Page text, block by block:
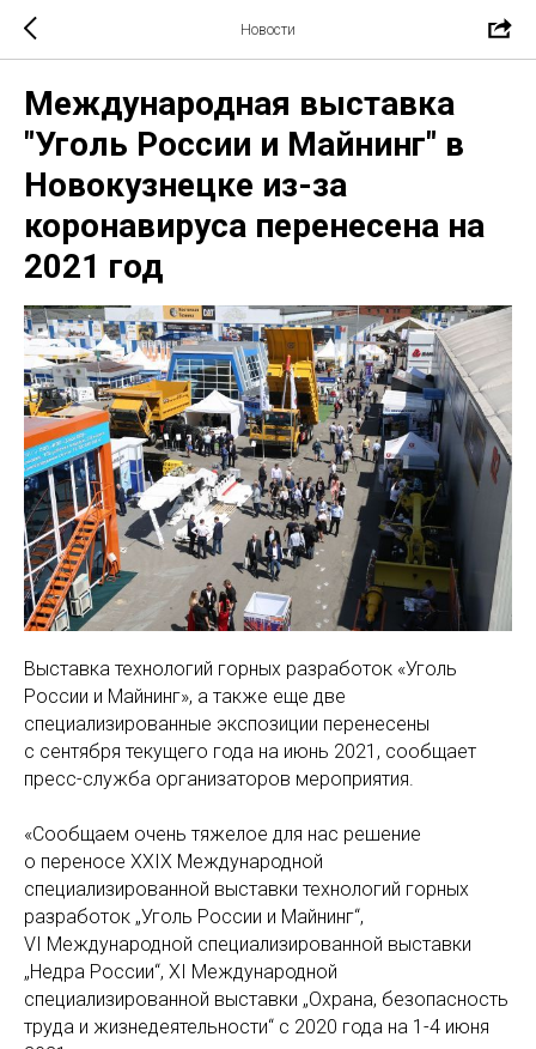
Новости
Международная выставка
"Уголь России и Майнинг" в
Новокузнецке из-за
коронавируса перенесена на
2021 год
Выставка технологий горных разработок «Уголь
России и Майнинг», а также еще две
специализированные экспозиции перенесены
с сентября текущего года на июнь 2021, сообщает
пресс-служба организаторов мероприятия.
«Сообщаем очень тяжелое для нас решение
о переносе XXIX Международной
специализированной выставки технологий горных
разработок „Уголь России и Майнинг“,
VI Международной специализированной выставки
„Недра России“, XI Международной
специализированной выставки „Охрана, безопасность
труда и жизнедеятельности“ с 2020 года на 1-4 июня